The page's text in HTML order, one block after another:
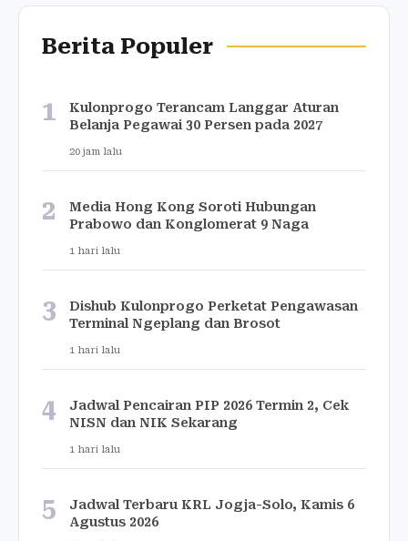
Berita Populer
1
Kulonprogo Terancam Langgar Aturan
Belanja Pegawai 30 Persen pada 2027
20 jam lalu
2
Media Hong Kong Soroti Hubungan
Prabowo dan Konglomerat 9 Naga
1 hari lalu
3
Dishub Kulonprogo Perketat Pengawasan
Terminal Ngeplang dan Brosot
1 hari lalu
4
Jadwal Pencairan PIP 2026 Termin 2, Cek
NISN dan NIK Sekarang
1 hari lalu
5
Jadwal Terbaru KRL Jogja-Solo, Kamis 6
Agustus 2026